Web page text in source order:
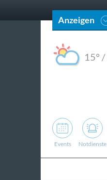
Anzeigen
15° /
Events Notdienste